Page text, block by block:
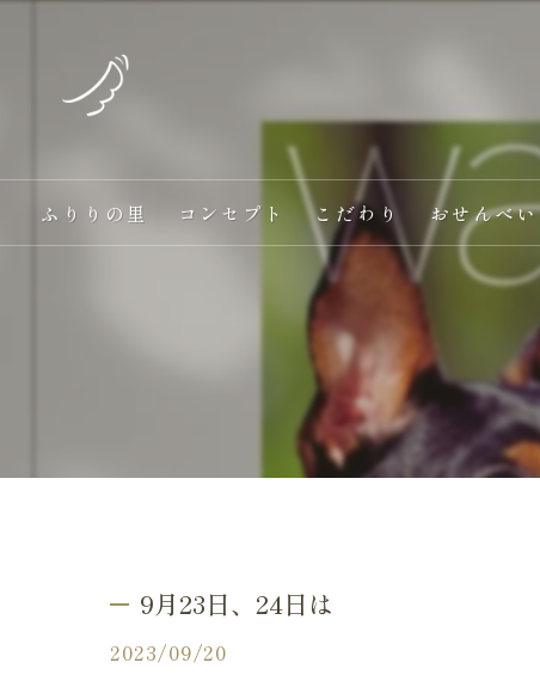
ふりりの里 コンセプト こだわり
愛犬と一緒に食べる
オンラインショップ
手作り
ヘルシー
おせんべい
9月23日、24日は
2023/09/20